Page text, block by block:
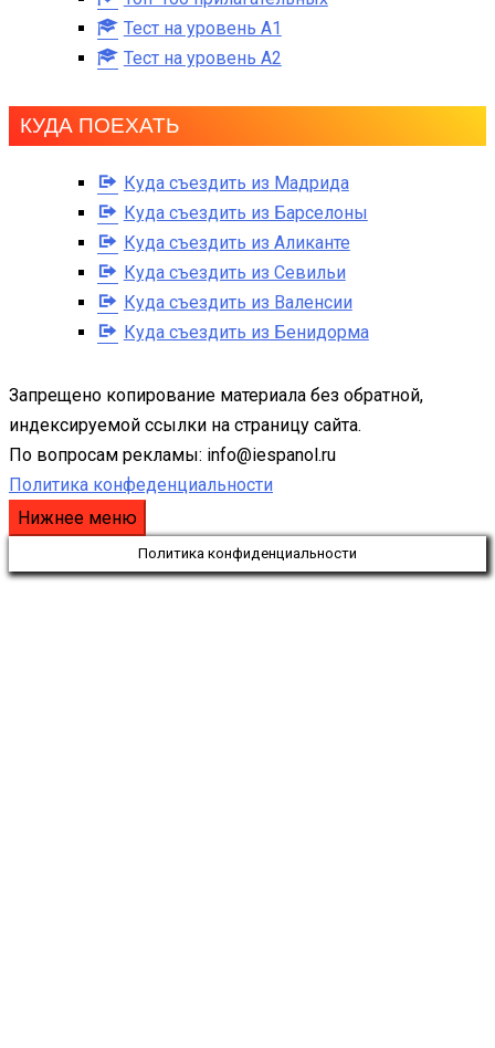
Тест на уровень A1
Тест на уровень A2
КУДА ПОЕХАТЬ
Куда съездить из Мадрида
Куда съездить из Барселоны
Куда съездить из Аликанте
Куда съездить из Севильи
Куда съездить из Валенсии
Куда съездить из Бенидорма
Запрещено копирование материала без обратной,
индексируемой ссылки на страницу сайта.
По вопросам рекламы: info@iespanol.ru
Политика конфеденциальности
Нижнее меню
Политика конфиденциальности